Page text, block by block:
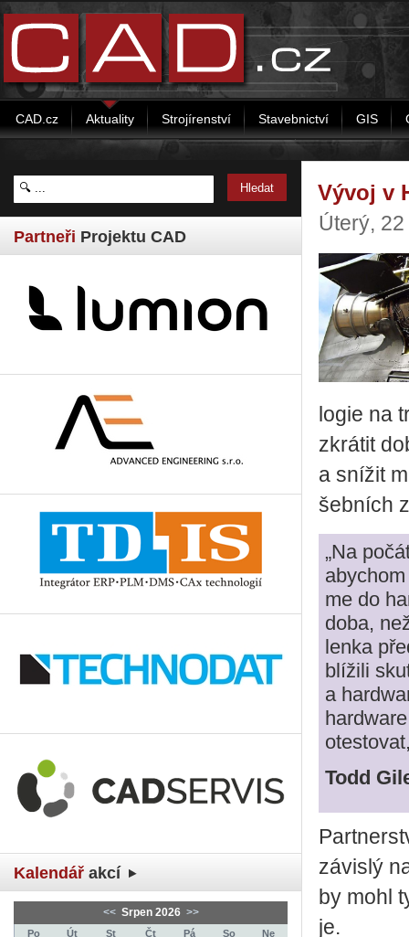
CAD.cz Aktuality Strojírenství Stavebnictví GIS
Partneři Projektu CAD
Kalendář akcí
<< Srpen 2026 >>
Po Út St Čt Pá So
Ne
Vývoj v
Úterý,
lo­gie na
zkrá­tit
a sní­žit
šeb­ních
„Na
me do
doba,
len­ka
blí­ži­li
a
Todd
zá­vis­lý
by mohl
je.